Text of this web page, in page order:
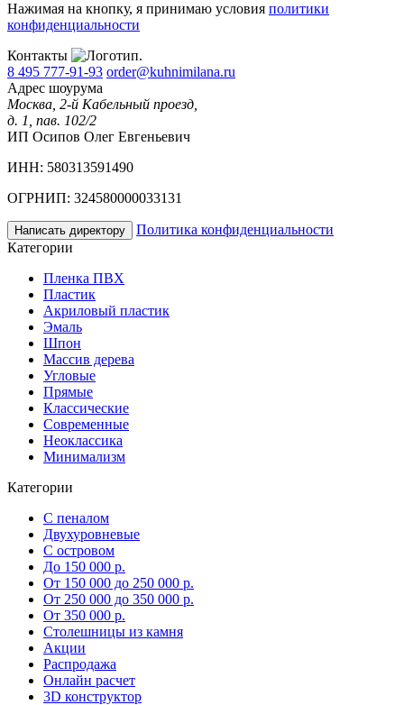
Нажимая на кнопку, я принимаю условия политики
конфиденциальности
Контакты
8 495 777-91-93 order@kuhnimilana.ru
Адрес шоурума
Москва, 2-й Кабельный проезд,
д. 1, пав. 102/2
ИП Осипов Олег Евгеньевич
ИНН: 580313591490
ОГРНИП: 324580000033131
Написать директору
Политика конфиденциальности
Категории
Пленка ПВХ
Пластик
Акриловый пластик
Эмаль
Шпон
Массив дерева
Угловые
Прямые
Классические
Современные
Неоклассика
Минимализм
Категории
С пеналом
Двухуровневые
С островом
До 150 000 р.
От 150 000 до 250 000 р.
От 250 000 до 350 000 р.
От 350 000 р.
Столешницы из камня
Акции
Распродажа
Онлайн расчет
3D конструктор